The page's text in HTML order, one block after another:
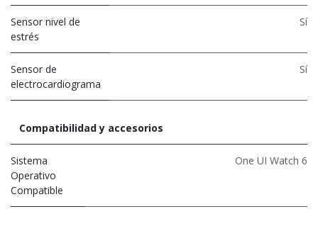
Sensor nivel de
estrés
Sí
Sensor de
electrocardiograma
Sí
Compatibilidad y accesorios
Sistema
Operativo
Compatible
One UI Watch 6